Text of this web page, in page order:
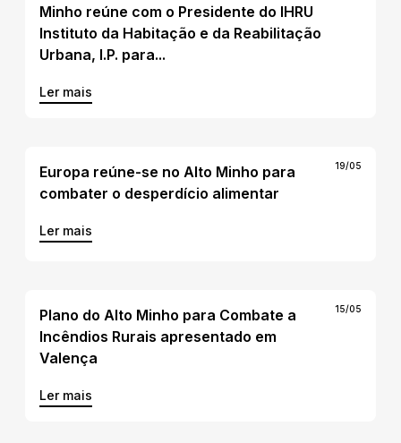
Minho reúne com o Presidente do IHRU
Instituto da Habitação e da Reabilitação
Urbana, I.P. para...
Ler mais
19/05
Europa reúne-se no Alto Minho para
combater o desperdício alimentar
Ler mais
15/05
Plano do Alto Minho para Combate a
Incêndios Rurais apresentado em
Valença
Ler mais